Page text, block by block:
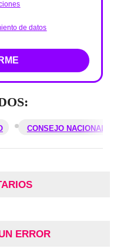
de datos
CONSEJO NACIONAL
ERROR